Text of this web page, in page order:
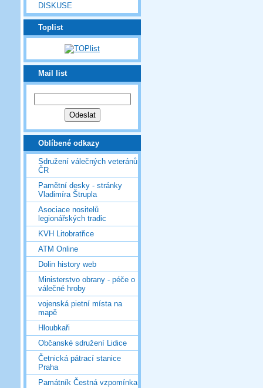
DISKUSE
Toplist
Mail list
Oblíbené odkazy
Sdružení válečných veteránů
ČR
Pamětní desky - stránky
Vladimíra Štrupla
Asociace nositelů
legionářských tradic
KVH Litobratřice
ATM Online
Dolin history web
Ministerstvo obrany - péče o
válečné hroby
vojenská pietní místa na
mapě
Hloubkaři
Občanské sdružení Lidice
Četnická pátrací stanice
Praha
Památník Čestná vzpomínka